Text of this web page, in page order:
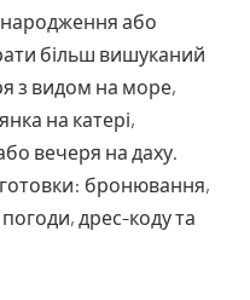
народження або
більш вишуканий
з видом на море,
на катері,
вечеря на даху.
бронювання,
дрес-коду та